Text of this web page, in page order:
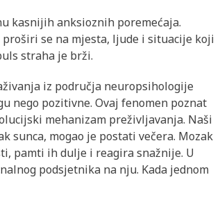
kasnijih anksioznih poremećaja.
se na mjesta, ljude i situacije koji
straha je brži.
iz područja neuropsihologije
nego pozitivne. Ovaj fenomen poznat
mehanizam preživljavanja. Naši
mogao je postati večera. Mozak
pamti ih dulje i reagira snažnije. U
podsjetnika na nju. Kada jednom